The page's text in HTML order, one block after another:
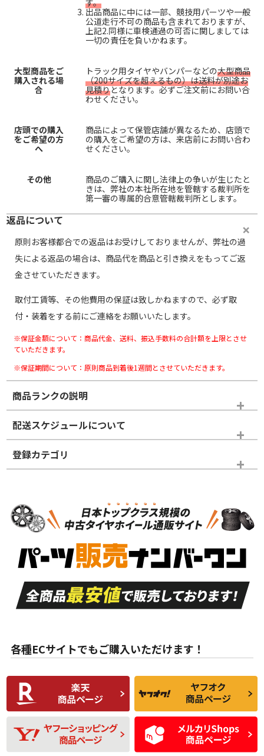
す。
出品商品に中には一部、競技用パーツや一般
公道走行不可の商品も含まれておりますが、
上記2.同様に車検通過の可否に関しましては
一切の責任を負いかねます。
大型商品をご
購入される場
合
トラック用タイヤやバンパーなどの大型商品
（200サイズを超えるもの）は送料が別途お
見積りとなります。必ずご注文前にお問い合
わせください。
店頭での購入
をご希望の方
へ
商品によって保管店舗が異なるため、店頭で
の購入をご希望の方は、来店前にお問い合わ
せください。
その他
商品のご購入に関し法律上の争いが生じたと
きは、弊社の本社所在地を管轄する裁判所を
第一審の専属的合意管轄裁判所とします。
返品について
原則お客様都合での返品はお受けしておりませんが、弊社の過
失による返品の場合は、商品代を商品と引き換えをもってご返
金させていただきます。
取付工賃等、その他費用の保証は致しかねますので、必ず取
付・装着をする前にご連絡をお願いいたします。
※保証金額について：商品代金、送料、振込手数料の合計額を上限とさせ
ていただきます。
※保証期間について：原則商品到着後1週間とさせていただきます。
商品ランクの説明
※商品ランクは出品者の主観により判断しておりますので、あら
かじめご了承ください。
ホイールランク
S
品）
S
新車外し品（新古
付き
A
走行距離も少なく、
目立つ傷もほとんど
ない中古品
A
走行距離も少なく、
非常に状態の良い中
古品
な中古品
んどない中古品
C
比較的きれいな中古
品
C
られるが、使用に問
題のない中古品
D
使用感や目立つ傷が
あり、一般的な中古
品
D
残り溝も少なく、偏
磨耗がみられ、短期
間使用できるくらい
の中古品
配送スケジュールについて
登録カテゴリ
ホイールのみ
各種ECサイトでもご購入いただけます！